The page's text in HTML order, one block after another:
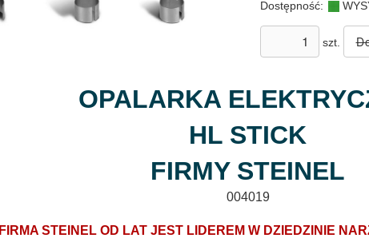
Dostępność:
szt.
OPALARKA
HL STICK
FIRMY STEINEL
004019
FIRMA STEINEL OD LAT JEST LIDEREM W DZIEDZINIE